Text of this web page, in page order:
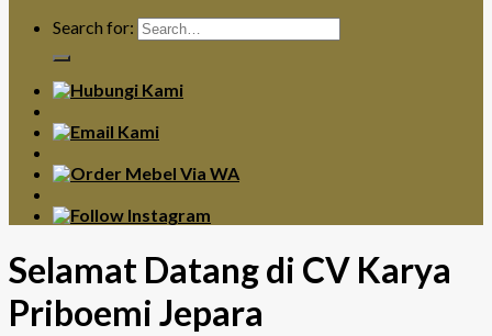
Search for:
Selamat Datang di CV Karya
Priboemi Jepara